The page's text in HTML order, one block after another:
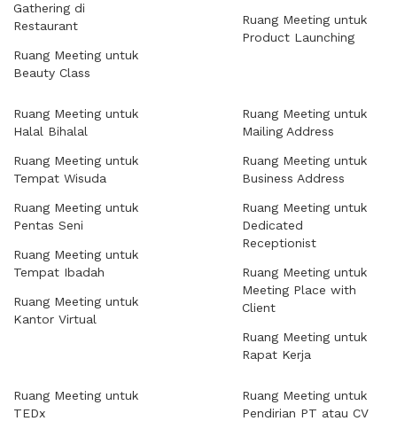
Gathering di
Restaurant
Ruang Meeting untuk
Beauty Class
Ruang Meeting untuk
Product Launching
Ruang Meeting untuk
Halal Bihalal
Ruang Meeting untuk
Tempat Wisuda
Ruang Meeting untuk
Pentas Seni
Ruang Meeting untuk
Tempat Ibadah
Ruang Meeting untuk
Kantor Virtual
Ruang Meeting untuk
Mailing Address
Ruang Meeting untuk
Business Address
Ruang Meeting untuk
Dedicated
Receptionist
Ruang Meeting untuk
Meeting Place with
Client
Ruang Meeting untuk
Rapat Kerja
Ruang Meeting untuk
TEDx
Ruang Meeting untuk
Pendirian PT atau CV